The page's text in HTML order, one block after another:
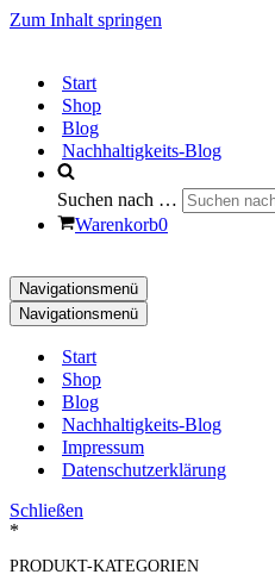
Zum Inhalt springen
Start
Shop
Blog
Nachhaltigkeits-Blog
Suchen nach …
Warenkorb0
Navigationsmenü
Navigationsmenü
Start
Shop
Blog
Nachhaltigkeits-Blog
Impressum
Datenschutzerklärung
Schließen
*
PRODUKT-KATEGORIEN